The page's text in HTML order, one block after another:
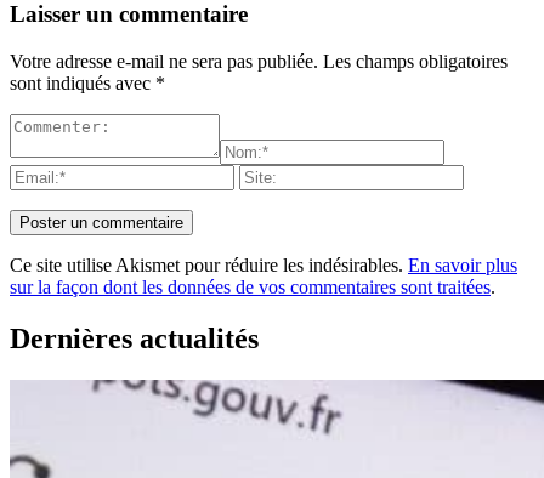
Laisser un commentaire
Votre adresse e-mail ne sera pas publiée. Les champs obligatoires
sont indiqués avec *
Ce site utilise Akismet pour réduire les indésirables. En savoir plus
sur la façon dont les données de vos commentaires sont traitées.
Dernières actualités